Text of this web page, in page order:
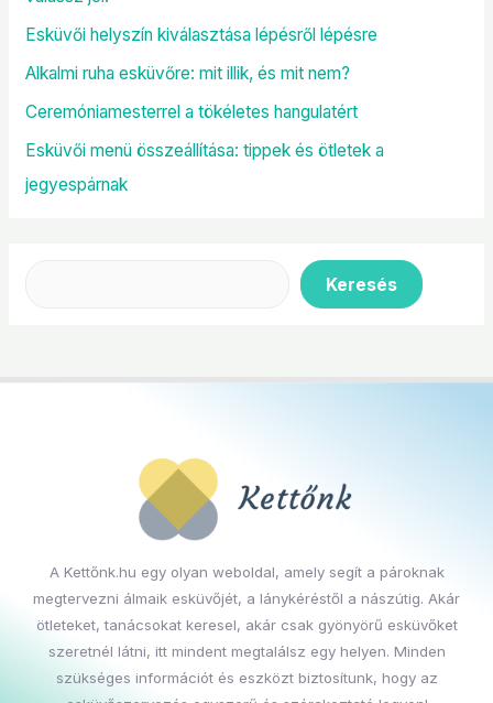
Esküvői helyszín kiválasztása lépésről lépésre
Alkalmi ruha esküvőre: mit illik, és mit nem?
Ceremóniamesterrel a tökéletes hangulatért
Esküvői menü összeállítása: tippek és ötletek a
jegyespárnak
Keresés
A Kettőnk.hu egy olyan weboldal, amely segít a pároknak
megtervezni álmaik esküvőjét, a lánykéréstől a nászútig. Akár
ötleteket, tanácsokat keresel, akár csak gyönyörű esküvőket
szeretnél látni, itt mindent megtalálsz egy helyen. Minden
szükséges információt és eszközt biztosítunk, hogy az